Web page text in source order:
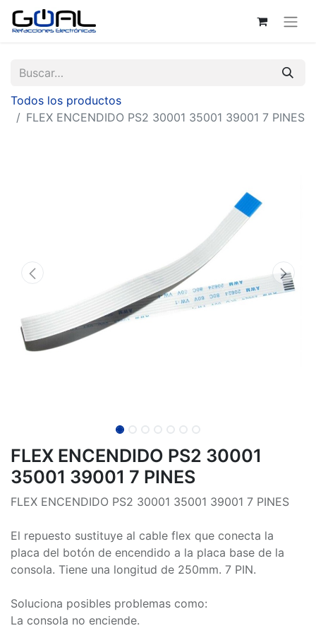
Todos los productos
FLEX ENCENDIDO PS2 30001 35001 39001 7 PINES
FLEX ENCENDIDO PS2 30001
35001 39001 7 PINES
FLEX ENCENDIDO PS2 30001 35001 39001 7 PINES
El repuesto sustituye al cable flex que conecta la
placa del botón de encendido a la placa base de la
consola. Tiene una longitud de 250mm. 7 PIN.
Soluciona posibles problemas como:
La consola no enciende.